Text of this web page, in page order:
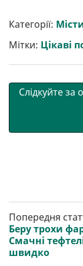
р
и
т
и
b
o
o
k
t
e
r
Категорії:
Мітки: Цікаві
Слідкуйте
Попередня
Беру трохи
Смачні
швидко